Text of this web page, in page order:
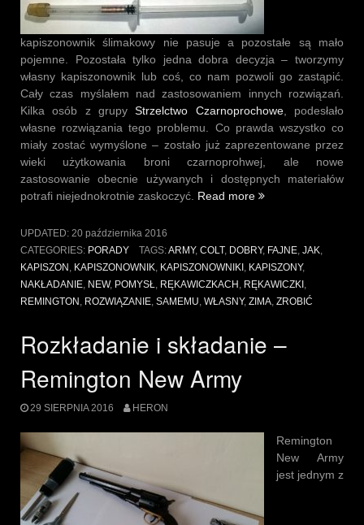
kapiszonownik ślimakowy nie pasuje a pozostałe są mało
pojemne. Pozostała tylko jedna dobra decyzja – tworzymy
własny kapiszonownik lub coś, co nam pozwoli go zastąpić.
Cały czas myślałem nad zastosowaniem innych rozwiązań.
Kilka osób z grupyStrzelctwo Czarnoprochowe, podesłało
własne rozwiązania tego problemu. Co prawda wszystko co
miały zostać wymyślone – zostało już zaprezentowane przez
wieki użytkowania broni czarnoprohwej, ale nowe
zastosowanie obecnie używanych i dostępnych materiałów
potrafi niejednokrotnie zaskoczyć. Read more „Własny
UPDATED: 20 października 2016
CATEGORIES: PORADY TAGS:ARMY, COLT, DOBRY, FAJNE, JAK
KAPISZON KAPISZONOWNIK KAPISZONOWNIKI KAPISZONY,
NAKŁADANIE NEW, POMYSŁ RĘKAWICZKACH RĘKAWICZKI
REMINGTON ROZWIĄZANIE SAMEMU WŁASNY, ZIMA ZROBIĆ
Rozkładanie i składanie –
Remington New Army
29 SIERPNIA 2016 HERON
Remington
New Army
jest jednym z